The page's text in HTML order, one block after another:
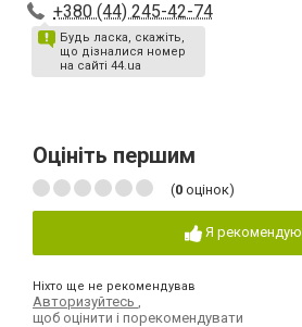
+380 (44) 245-42-74
Будь ласка, скажіть,
що дізналися номер
на сайті 44.ua
Оцініть першим
(0 оцінок)
Я рекомендую
Ніхто ще не рекомендував
Авторизуйтесь
щоб оцінити і порекомендувати